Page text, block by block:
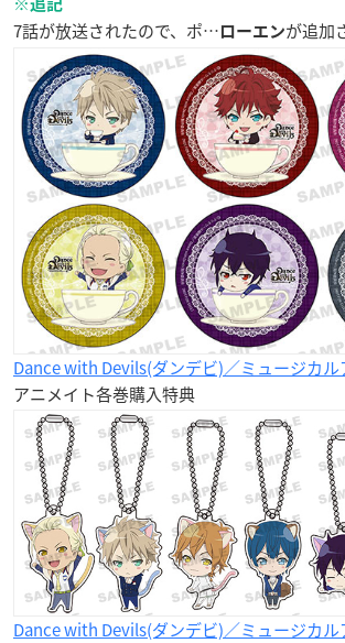
※追記
7話が放送されたので、ポ… ローエンが追加
Dance with Devils(ダンデビ)／ミュージカル
アニメイト各巻購入特典
Dance with Devils(ダンデビ)／ミュージカル